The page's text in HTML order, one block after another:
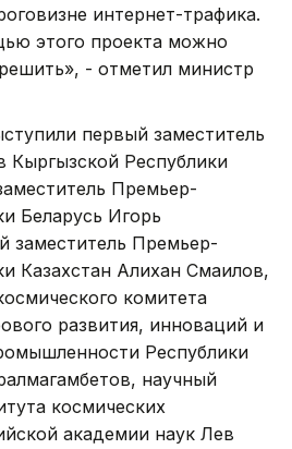
интернет-трафика.
этого проекта можно
- отметил министр
первый заместитель
Кыргызской Республики
Премьер-
Беларусь Игорь
заместитель Премьер-
Казахстан Алихан Смаилов,
комитета
развития, инноваций и
Республики
научный
космических
академии наук Лев